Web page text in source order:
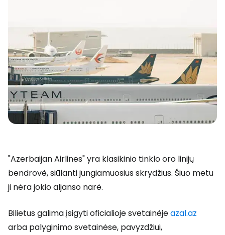
"Azerbaijan Airlines" yra klasikinio tinklo oro linijų
bendrovė, siūlanti jungiamuosius skrydžius. Šiuo metu
ji nėra jokio aljanso narė.
Bilietus galima įsigyti oficialioje svetainėjeazal.az
arba palyginimo svetainėse, pavyzdžiui,